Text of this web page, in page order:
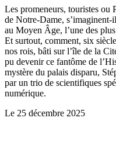
Les promeneurs, touristes ou
de Notre-Dame, s’imaginent-
au Moyen Âge, l’une des
Et surtout, comment, six
nos rois, bâti sur l’île de la
pu devenir ce fantôme de
mystère du palais disparu,
par un trio de scientifiques
numérique.
Le 25 décembre 2025